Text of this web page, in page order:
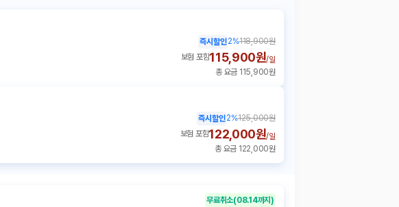
즉시할인2%118,900원
보험 포함115,900원/일
총 요금 115,900원
즉시할인2%125,000원
보험 포함122,000원/일
총 요금 122,000원
무료취소(08.14까지)